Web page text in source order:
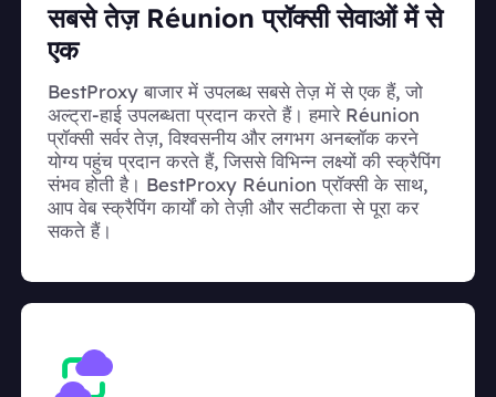
सबसे तेज़ Réunion प्रॉक्सी सेवाओं में से
एक
BestProxy बाजार में उपलब्ध सबसे तेज़ में से एक हैं, जो
अल्ट्रा-हाई उपलब्धता प्रदान करते हैं। हमारे Réunion
प्रॉक्सी सर्वर तेज़, विश्वसनीय और लगभग अनब्लॉक करने
योग्य पहुंच प्रदान करते हैं, जिससे विभिन्न लक्ष्यों की स्क्रैपिंग
संभव होती है। BestProxy Réunion प्रॉक्सी के साथ,
आप वेब स्क्रैपिंग कार्यों को तेज़ी और सटीकता से पूरा कर
सकते हैं।